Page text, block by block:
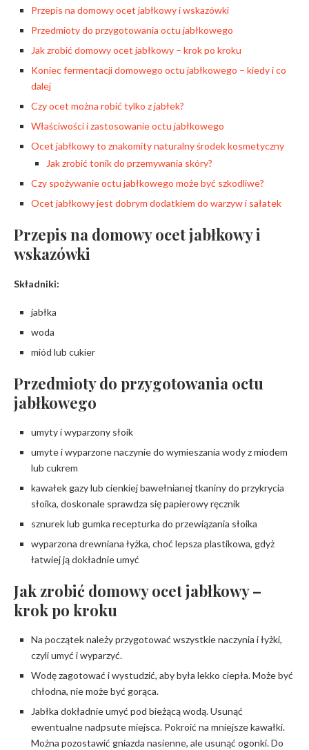
Przepis na domowy ocet jabłkowy i wskazówki
Przedmioty do przygotowania octu jabłkowego
Jak zrobić domowy ocet jabłkowy – krok po kroku
Koniec fermentacji domowego octu jabłkowego – kiedy i co
dalej
Czy ocet można robić tylko z jabłek?
Właściwości i zastosowanie octu jabłkowego
Ocet jabłkowy to znakomity naturalny środek kosmetyczny
Jak zrobić tonik do przemywania skóry?
Czy spożywanie octu jabłkowego może być szkodliwe?
Ocet jabłkowy jest dobrym dodatkiem do warzyw i sałatek
Przepis na domowy ocet jabłkowy i
wskazówki
Składniki:
jabłka
woda
miód lub cukier
Przedmioty do przygotowania octu
jabłkowego
umyty i wyparzony słoik
umyte i wyparzone naczynie do wymieszania wody z miodem
lub cukrem
kawałek gazy lub cienkiej bawełnianej tkaniny do przykrycia
słoika, doskonale sprawdza się papierowy ręcznik
sznurek lub gumka recepturka do przewiązania słoika
wyparzona drewniana łyżka, choć lepsza plastikowa, gdyż
łatwiej ją dokładnie umyć
Jak zrobić domowy ocet jabłkowy –
krok po kroku
Na początek należy przygotować wszystkie naczynia i łyżki,
czyli umyć i wyparzyć.
Wodę zagotować i wystudzić, aby była lekko ciepła. Może być
chłodna, nie może być gorąca.
Jabłka dokładnie umyć pod bieżącą wodą. Usunąć
ewentualne nadpsute miejsca. Pokroić na mniejsze kawałki.
Można pozostawić gniazda nasienne, ale usunąć ogonki. Do